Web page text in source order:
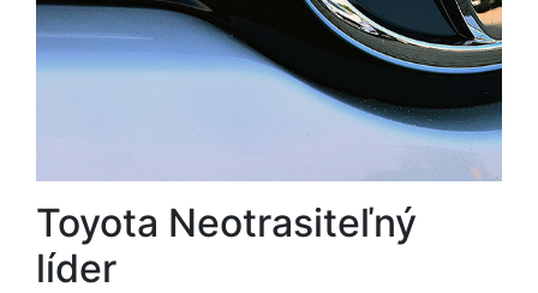
Toyota Neotrasiteľný
líder